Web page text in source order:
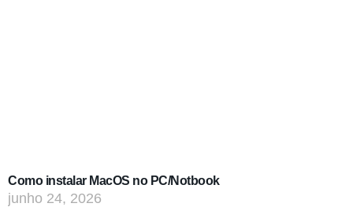
Como instalar MacOS no PC/Notbook
junho 24, 2026